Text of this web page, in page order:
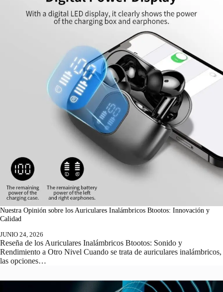
Nuestra Opinión sobre los Auriculares Inalámbricos Btootos: Innovación y
Calidad
JUNIO 24, 2026
Reseña de los Auriculares Inalámbricos Btootos: Sonido y
Rendimiento a Otro Nivel Cuando se trata de auriculares inalámbricos,
las opciones…